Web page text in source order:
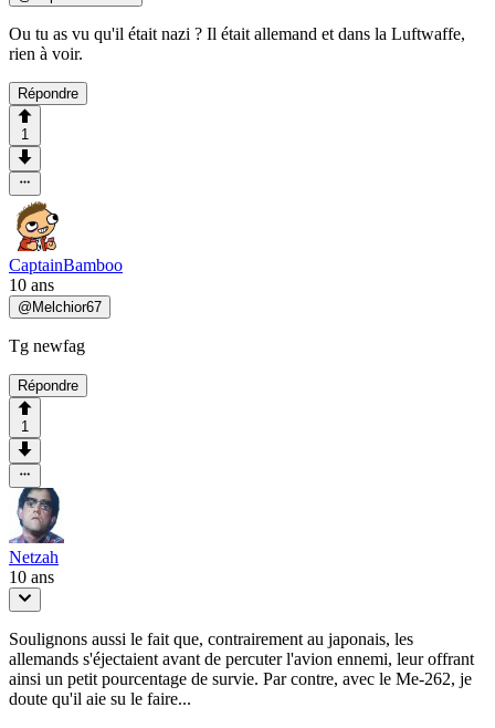
Ou tu as vu qu'il était nazi ? Il était allemand et dans la Luftwaffe,
rien à voir.
Répondre
1
CaptainBamboo
10 ans
@ Melchior67
Tg newfag
Répondre
1
Netzah
10 ans
Soulignons aussi le fait que, contrairement au japonais, les
allemands s'éjectaient avant de percuter l'avion ennemi, leur offrant
ainsi un petit pourcentage de survie. Par contre, avec le Me-262, je
doute qu'il aie su le faire...